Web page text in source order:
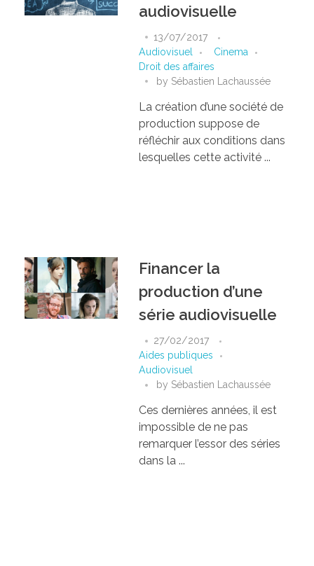
audiovisuelle
13/07/2017
Audiovisuel
Cinema
Droit des affaires
by Sébastien Lachaussée
La création d’une société de
production suppose de
réfléchir aux conditions dans
lesquelles cette activité ...
Financer la
production d’une
série audiovisuelle
27/02/2017
Aides publiques
Audiovisuel
by Sébastien Lachaussée
Ces dernières années, il est
impossible de ne pas
remarquer l’essor des séries
dans la ...